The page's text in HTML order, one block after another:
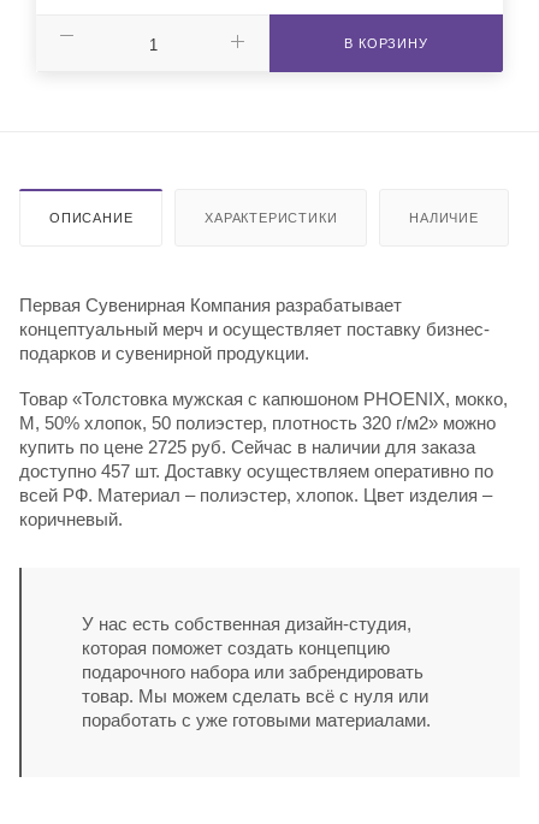
В КОРЗИНУ
ОПИСАНИЕ ХАРАКТЕРИСТИКИ НАЛИЧИЕ
Первая Сувенирная Компания разрабатывает
концептуальный мерч и осуществляет поставку бизнес-
подарков и сувенирной продукции.
Товар «Толстовка мужская с капюшоном PHOENIX, мокко,
M, 50% хлопок, 50 полиэстер, плотность 320 г/м2» можно
купить по цене 2725 руб. Сейчас в наличии для заказа
доступно 457 шт. Доставку осуществляем оперативно по
всей РФ. Материал – полиэстер, хлопок. Цвет изделия –
коричневый.
У нас есть собственная дизайн-студия,
которая поможет создать концепцию
подарочного набора или забрендировать
товар. Мы можем сделать всё с нуля или
поработать с уже готовыми материалами.